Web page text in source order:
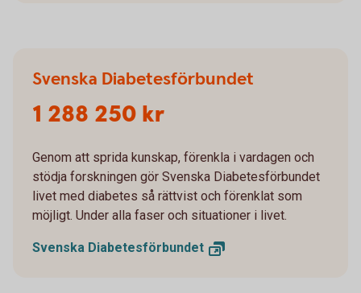
Svenska Diabetesförbundet
1 288 250 kr
Genom att sprida kunskap, förenkla i vardagen och
stödja forskningen gör Svenska Diabetesförbundet
livet med diabetes så rättvist och förenklat som
möjligt. Under alla faser och situationer i livet.
Svenska Diabetesförbundet